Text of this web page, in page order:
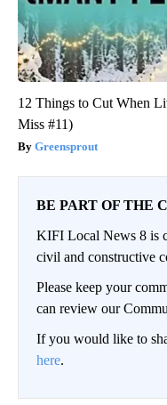
12 Things to Cut When
Miss #11)
Greensprout
BE PART OF THE
KIFI Local News 8 is
civil and constructive
Please keep your
can review our
If you would like to
here.